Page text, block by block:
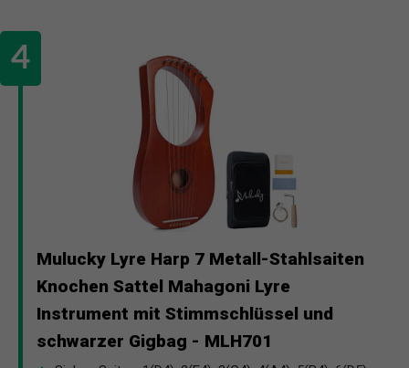
Mulucky Lyre Harp 7 Metall-Stahlsaiten
Knochen Sattel Mahagoni Lyre
Instrument mit Stimmschlüssel und
schwarzer Gigbag - MLH701